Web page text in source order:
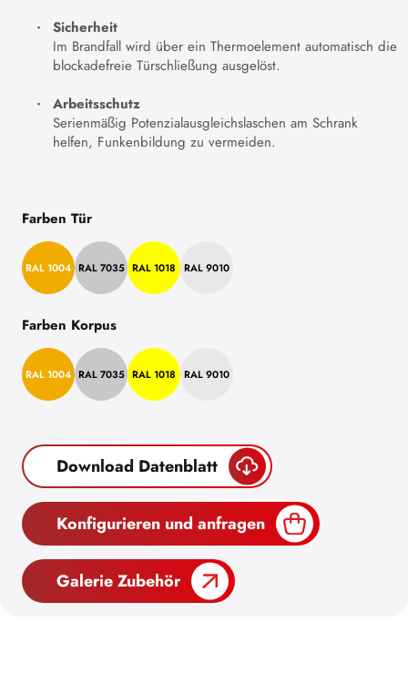
Sicherheit
Im Brandfall wird über ein Thermoelement automatisch die
blockadefreie Türschließung ausgelöst.
Arbeitsschutz
Serienmäßig Potenzialausgleichslaschen am Schrank
helfen, Funkenbildung zu vermeiden.
Farben Tür
RAL 1004 RAL 7035 RAL 1018 RAL 9010
Farben Korpus
RAL 1004 RAL 7035 RAL 1018 RAL 9010
Download Datenblatt
Konfigurieren und anfragen
Galerie Zubehör